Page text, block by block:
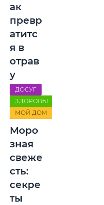
ак
превр
атитс
я в
отрав
у
ДОСУГ
ЗДОРОВЬЕ
МОЙ ДОМ
Моро
зная
свеже
сть:
секре
ты